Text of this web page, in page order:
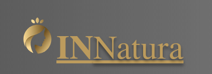
INNatura